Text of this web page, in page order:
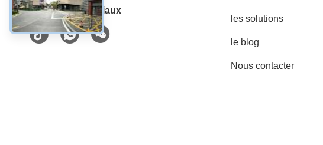
Les réseaux sociaux
les solutions
le blog
Nous contacter